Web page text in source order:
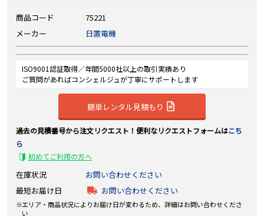
商品コード
75221
メーカー
日置電機
ISO9001認証取得／年間5000社以上の取引実績あり
ご質問があればコンシェルジュが丁寧にサポートします
簡単レンタル見積もり
過去の見積番号から注文リクエスト！便利なリクエストフォームはこち
ら
初めてご利用の方へ
在庫状況
お問い合わせください
最短お届け日
お問い合わせください
エリア・商品状況によりお届け日が変わるため、詳細はお問い合わせくださ
い